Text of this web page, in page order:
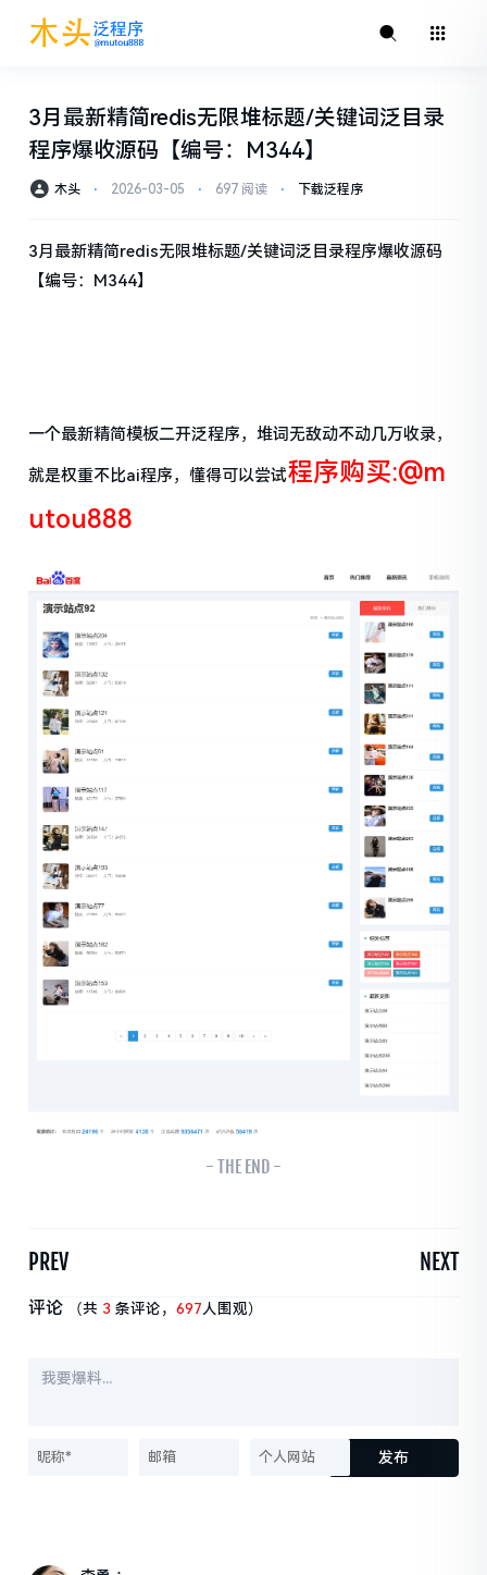
3月最新精简redis无限堆标题/关键词泛目录
程序爆收源码【编号：M344】
木头 ⋅ 2026-03-05 ⋅ 697 阅读 ⋅ 下载泛程序
3月最新精简redis无限堆标题/关键词泛目录程序爆收源码
【编号：M344】
一个最新精简模板二开泛程序，堆词无敌动不动几万收录，
就是权重不比ai程序，懂得可以尝试程序购买:@m
utou888
- THE END -
PREV NEXT
评论 （共 3 条评论，697人围观）
发布